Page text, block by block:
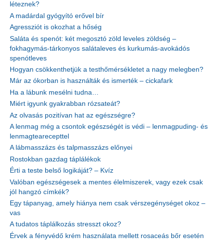
léteznek?
A madárdal gyógyító erővel bír
Agressziót is okozhat a hőség
Saláta és spenót: két megosztó zöld leveles zöldség –
fokhagymás-tárkonyos salátaleves és kurkumás-avokádós
spenótleves
Hogyan csökkenthetjük a testhőmérsékletet a nagy melegben?
Már az ókorban is használták és ismerték – cickafark
Ha a lábunk mesélni tudna…
Miért igyunk gyakrabban rózsateát?
Az olvasás pozitívan hat az egészségre?
A lenmag még a csontok egészségét is védi – lenmagpuding- és
lenmagtearecepttel
A lábmasszázs és talpmasszázs előnyei
Rostokban gazdag táplálékok
Érti a teste belső logikáját? – Kvíz
Valóban egészségesek a mentes élelmiszerek, vagy ezek csak
jól hangzó címkék?
Egy tápanyag, amely hiánya nem csak vérszegénységet okoz –
vas
A tudatos táplálkozás stresszt okoz?
Érvek a fényvédő krém használata mellett rosaceás bőr esetén